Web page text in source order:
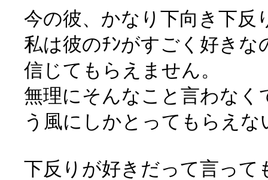
今の彼、かなり下向き下反
私は彼のﾁﾝがすごく好き
信じてもらえません。
無理にそんなこと言わな
う風にしかとってもらえな
下反りが好きだって言って